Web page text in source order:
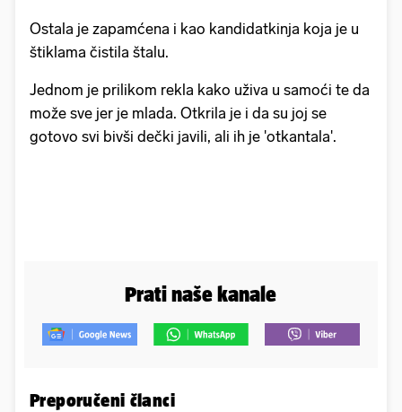
Ostala je zapamćena i kao kandidatkinja koja je u
štiklama čistila štalu.
Jednom je prilikom rekla kako uživa u samoći te da
može sve jer je mlada. Otkrila je i da su joj se
gotovo svi bivši dečki javili, ali ih je 'otkantala'.
Prati naše kanale
Preporučeni članci